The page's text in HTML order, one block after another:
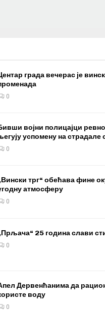
града вечерас је
0
војни полицајци
успомену на страдале
0
трг“ обећава фине
атмосферу
0
25 година слави
0
Дервенћанима да
воду
0